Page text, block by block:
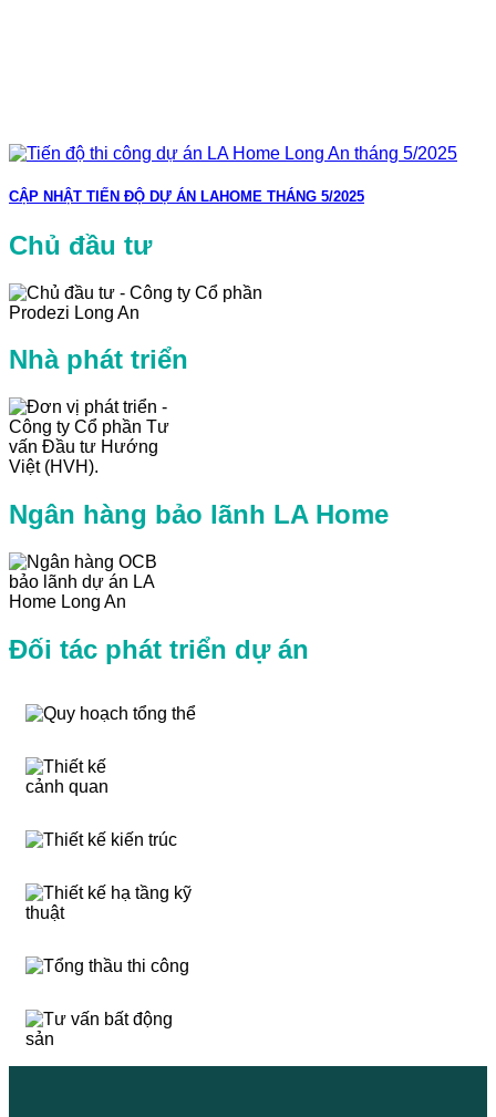
CẬP NHẬT TIẾN ĐỘ DỰ ÁN LAHOME THÁNG 5/2025
Chủ đầu tư
Nhà phát triển
Ngân hàng bảo lãnh LA Home
Đối tác phát triển dự án